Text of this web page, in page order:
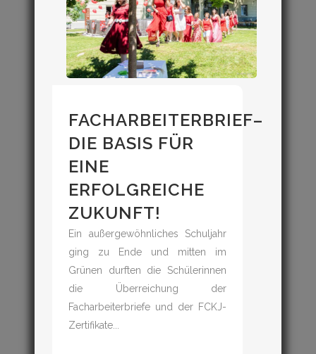
FACHARBEITERBRIEF–
DIE BASIS FÜR
EINE
ERFOLGREICHE
ZUKUNFT!
Ein außergewöhnliches Schuljahr
ging zu Ende und mitten im
Grünen durften die Schülerinnen
die Überreichung der
Facharbeiterbriefe und der FCKJ-
Zertifikate...